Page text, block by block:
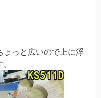
ょっと広いので上に浮